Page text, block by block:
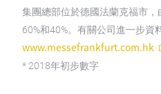
集團總部位於德國法蘭克福市
60%和40%。有關公司進一步資
www.messefrankfurt.com.hk
* 2018年初步數字